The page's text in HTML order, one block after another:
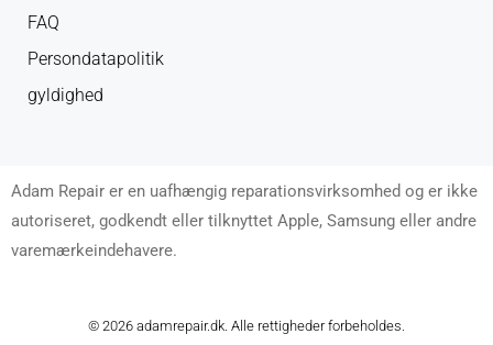
FAQ
Persondatapolitik
gyldighed
Adam Repair er en uafhængig reparationsvirksomhed og er ikke
autoriseret, godkendt eller tilknyttet Apple, Samsung eller andre
varemærkeindehavere.
© 2026 adamrepair.dk. Alle rettigheder forbeholdes.